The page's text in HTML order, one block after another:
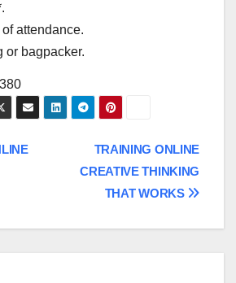
attendance.
or bagpacker.
380
TRAINING ONLINE
CREATIVE THINKING
THAT WORKS